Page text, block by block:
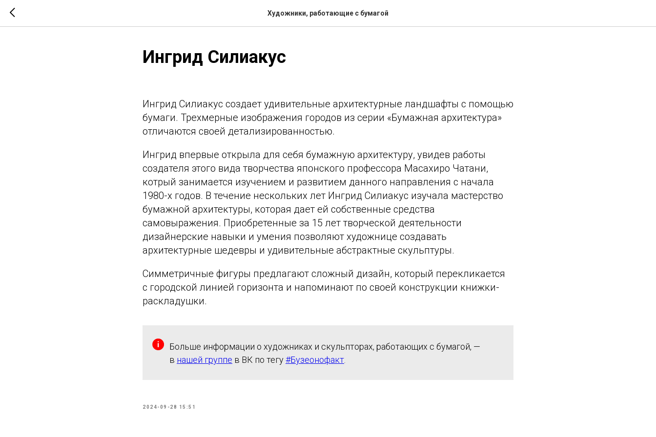
Художники, работающие с бумагой
Ингрид Силиакус
Ингрид Силиакус создает удивительные архитектурные ландшафты с помощью
бумаги. Трехмерные изображения городов из серии «Бумажная архитектура»
отличаются своей детализированностью.
Ингрид впервые открыла для себя бумажную архитектуру, увидев работы
создателя этого вида творчества японского профессора Масахиро Чатани,
котрый занимается изучением и развитием данного направления с начала
1980-х годов. В течение нескольких лет Ингрид Силиакус изучала мастерство
бумажной архитектуры, которая дает ей собственные средства
самовыражения. Приобретенные за 15 лет творческой деятельности
дизайнерские навыки и умения позволяют художнице создавать
архитектурные шедевры и удивительные абстрактные скульптуры.
Симметричные фигуры предлагают сложный дизайн, который перекликается
с городской линией горизонта и напоминают по своей конструкции книжки-
раскладушки.
Больше информации о художниках и скульпторах, работающих с бумагой, —
в нашей группе в ВК по тегу#Бузеонофакт
2024-09-28 15:51